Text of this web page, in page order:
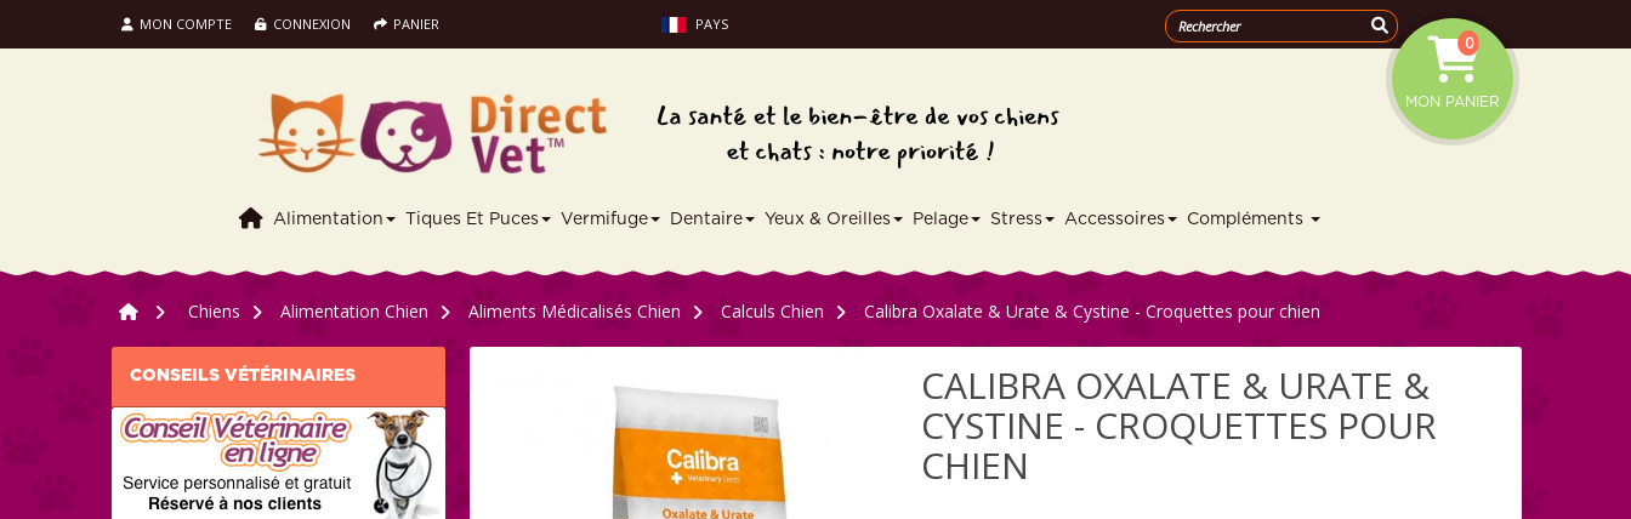
MON COMPTE CONNEXION PANIER PAYS
MON PANIER
0
Alimentation Tiques Et Puces Vermifuge Dentaire Yeux & Oreilles Pelage Stress Accessoires Compléments
> Chiens > Alimentation Chien > Aliments Médicalisés Chien > Calculs Chien > Calibra Oxalate & Urate & Cystine - Croquettes pour chien
CONSEILS VÉTÉRINAIRES
CALIBRA OXALATE & URATE &
CYSTINE - CROQUETTES POUR
CHIEN